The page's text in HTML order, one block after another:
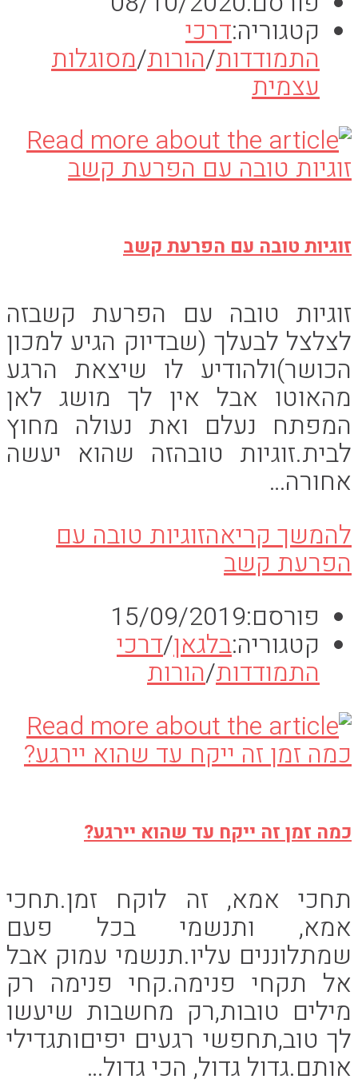
קטגוריה:דרכי
התמודדות/הורות/מסוגלות
עצמית
זוגיות טובה עם הפרעת קשב
זוגיות טובה עם הפרעת קשבזה
לצלצל לבעלך (שבדיוק הגיע למכון
הכושר)ולהודיע לו שיצאת הרגע
מהאוטו אבל אין לך מושג לאן
המפתח נעלם ואת נעולה מחוץ
לבית.זוגיות טובהזה שהוא יעשה
אחורה…
להמשך קריאהזוגיות טובה עם
הפרעת קשב
פורסם:15/09/2019
קטגוריה:בלגאן/דרכי
התמודדות/הורות
כמה זמן זה ייקח עד שהוא יירגע?
תחכי אמא, זה לוקח זמן.תחכי
אמא, ותנשמי בכל פעם
שמתלוננים עליו.תנשמי עמוק אבל
אל תקחי פנימה.קחי פנימה רק
מילים טובות,רק מחשבות שיעשו
לך טוב,תחפשי רגעים יפיםותגדילי
אותם.גדול גדול, הכי גדול…